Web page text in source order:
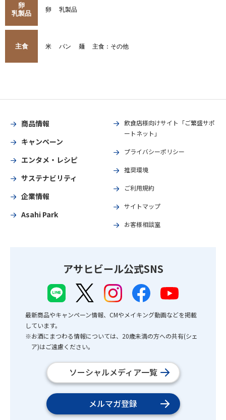
卵
乳製品
卵 乳製品
主食 米 パン 麺 主食：その他
商品情報
キャンペーン
エンタメ・レシピ
サステナビリティ
企業情報
Asahi Park
飲食店様向けサイト「ご繁盛サポ
ートネット」
プライバシーポリシー
推奨環境
ご利用規約
サイトマップ
お客様相談室
アサヒビール公式SNS
最新商品やキャンペーン情報、CMやメイキング動画などを掲載
しています。
※お酒にまつわる情報については、20歳未満の方への共有(シェ
ア)はご遠慮ください。
ソーシャルメディア一覧
メルマガ登録